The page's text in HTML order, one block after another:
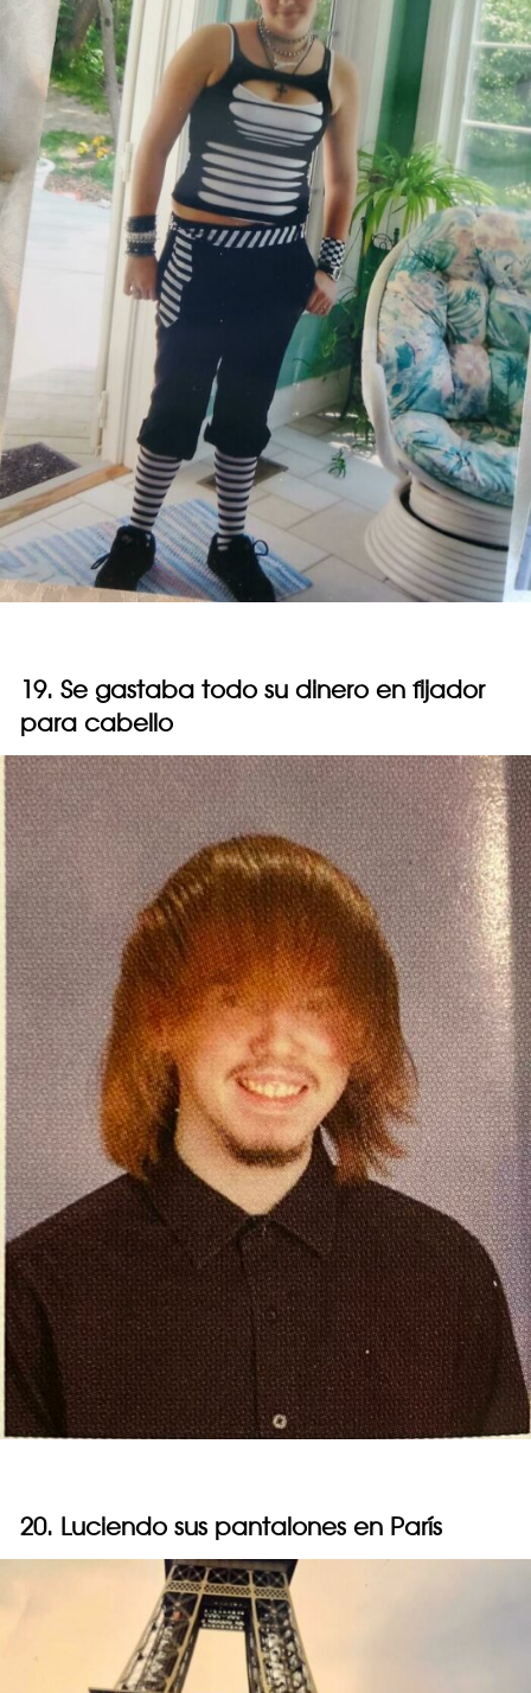
19. Se gastaba todo su dinero en fijador
para cabello
20. Luciendo sus pantalones en París